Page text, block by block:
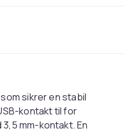
sikrer en stabil
kontakt til for
mm-kontakt. En